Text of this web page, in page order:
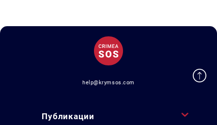
help@krymsos.com
Публикации